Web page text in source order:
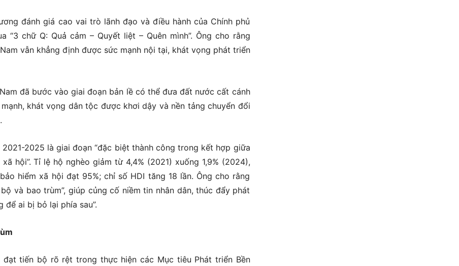
đánh giá cao vai trò lãnh đạo và điều hành của Chính phủ
“3 chữ Q: Quả cảm – Quyết liệt – Quên mình”. Ông cho rằng
vẫn khẳng định được sức mạnh nội tại, khát vọng phát triển
đã bước vào giai đoạn bản lề có thể đưa đất nước cất cánh
khát vọng dân tộc được khơi dậy và nền tảng chuyển đổi
2025 là giai đoạn “đặc biệt thành công trong kết hợp giữa
hội”. Tỉ lệ hộ nghèo giảm từ 4,4% (2021) xuống 1,9% (2024),
hiểm xã hội đạt 95%; chỉ số HDI tăng 18 lần. Ông cho rằng
và bao trùm”, giúp củng cố niềm tin nhân dân, thúc đẩy phát
để ai bị bỏ lại phía sau”.
đạt tiến bộ rõ rệt trong thực hiện các Mục tiêu Phát triển Bền